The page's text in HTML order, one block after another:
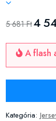
5 681 Ft4
A flash
Kategória: